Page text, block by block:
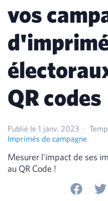
vos
QR codes
Publié le 1 janv. 2023 ·
Imprimés de campagne
Mesurer l'impact de ses
au QR Code !